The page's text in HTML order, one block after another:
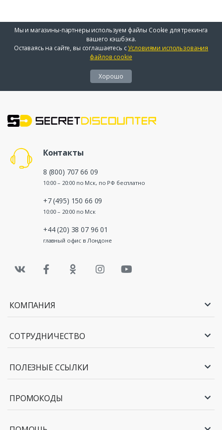
Мы и магазины-партнеры используем файлы Cookie для трекинга
вашего кэшбэка.
Оставаясь на сайте, вы соглашаетесь сУсловиями использования
файлов cookie
Хорошо
Контакты
8 (800) 707 66 09
10:00 – 20:00 по Мск, по РФ бесплатно
+7 (495) 150 66 09
10:00 – 20:00 по Мск
+44 (20) 38 07 96 01
главный офис в Лондоне
КОМПАНИЯ
СОТРУДНИЧЕСТВО
ПОЛЕЗНЫЕ ССЫЛКИ
ПРОМОКОДЫ